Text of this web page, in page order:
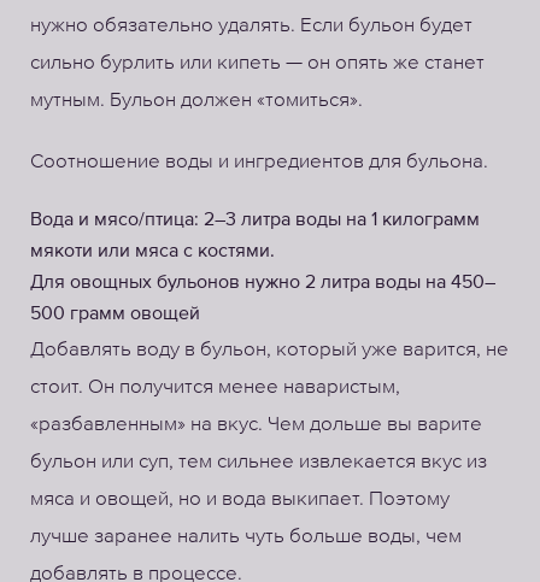
нужно обязательно удалять. Если бульон будет
сильно бурлить или кипеть — он опять же станет
мутным. Бульон должен «томиться».
Соотношение воды и ингредиентов для бульона.
Вода и мясо/птица: 2–3 литра воды на 1 килограмм
мякоти или мяса с костями.
Для овощных бульонов нужно 2 литра воды на 450–
500 грамм овощей
Добавлять воду в бульон, который уже варится, не
стоит. Он получится менее наваристым,
«разбавленным» на вкус. Чем дольше вы варите
бульон или суп, тем сильнее извлекается вкус из
мяса и овощей, но и вода выкипает. Поэтому
лучше заранее налить чуть больше воды, чем
добавлять в процессе.